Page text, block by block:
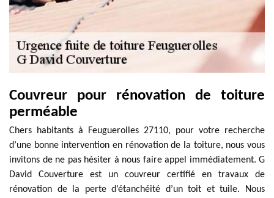
Couvreur pour rénovation de toiture
perméable
Chers habitants à Feuguerolles 27110, pour votre recherche
d’une bonne intervention en rénovation de la toiture, nous vous
invitons de ne pas hésiter à nous faire appel immédiatement. G
David Couverture est un couvreur certifié en travaux de
rénovation de la perte d’étanchéité d’un toit et tuile. Nous